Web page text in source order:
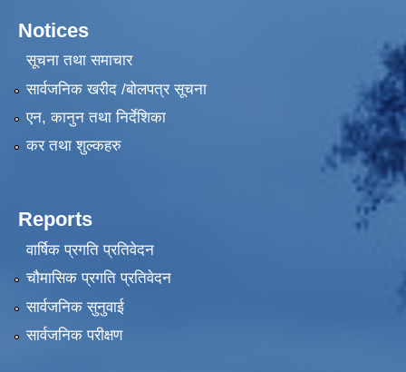
Notices
सूचना तथा समाचार
सार्वजनिक खरीद /बोलपत्र सूचना
एन, कानुन तथा निर्देशिका
कर तथा शुल्कहरु
Reports
वार्षिक प्रगति प्रतिवेदन
चौमासिक प्रगति प्रतिवेदन
सार्वजनिक सुनुवाई
सार्वजनिक परीक्षण